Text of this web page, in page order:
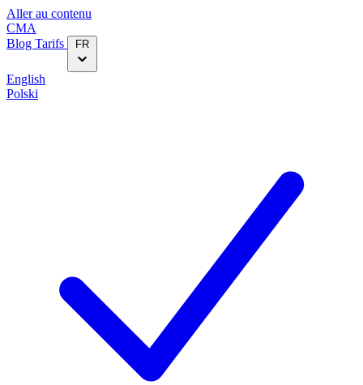
Aller au contenu
CMA
Blog‎ Tarifs FR
English
Polski